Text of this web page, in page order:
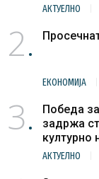
АКТУЕЛНО
2
ЕКОНОМИЈА
3
Победа
задржа
културно
АКТУЕЛНО